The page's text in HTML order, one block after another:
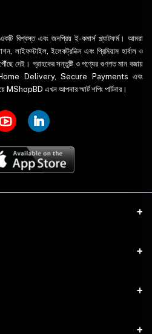
বিশ্বস্ত এবং জনপ্রিয় ই-কমার্স প্ল্যাটফর্ম। আমরা
লাইফস্টাইল, ইলেকট্রনিক্স এবং প্রিমিয়াম হার্বাল ও
দেই। গ্রাহকের সন্তুষ্টি ও পণ্যের গুণগত মান বজায়
Home Delivery, Secure Payments এবং
এখন আপনার স্মার্ট শপিং পার্টনার।